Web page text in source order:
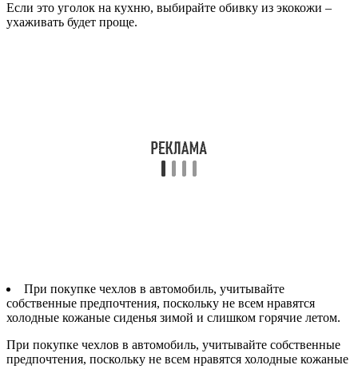
Если это уголок на кухню, выбирайте обивку из экокожи –
ухаживать будет проще.
При покупке чехлов в автомобиль, учитывайте
собственные предпочтения, поскольку не всем нравятся
холодные кожаные сиденья зимой и слишком горячие летом.
При покупке чехлов в автомобиль, учитывайте собственные
предпочтения, поскольку не всем нравятся холодные кожаные